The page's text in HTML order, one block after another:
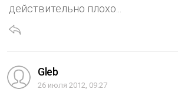
действительно плохо...
Gleb
26 июля 2012, 09:27